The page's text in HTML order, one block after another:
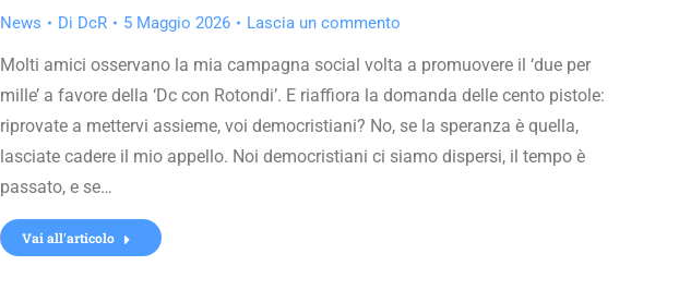
News Di DcR 5 Maggio 2026 Lascia un commento
Molti amici osservano la mia campagna social volta a promuovere il ‘due per
mille’ a favore della ‘Dc con Rotondi’. E riaffiora la domanda delle cento pistole:
riprovate a mettervi assieme, voi democristiani? No, se la speranza è quella,
lasciate cadere il mio appello. Noi democristiani ci siamo dispersi, il tempo è
passato, e se…
Vai all'articolo